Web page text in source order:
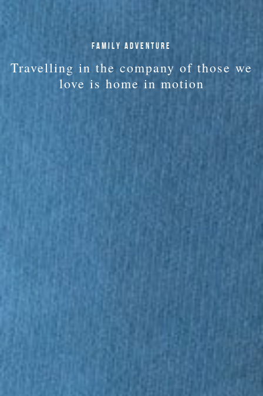
FAMILY ADVENTURE
Travelling in the company of those we
love is home in motion